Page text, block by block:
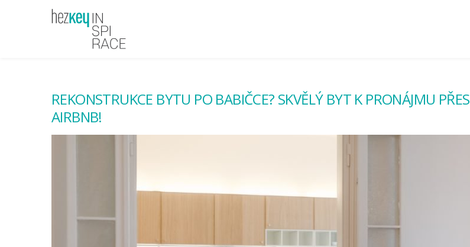
REKONSTRUKCE BYTU PO BABIČCE? SKVĚLÝ BYT K PRONÁJMU PŘES
AIRBNB!